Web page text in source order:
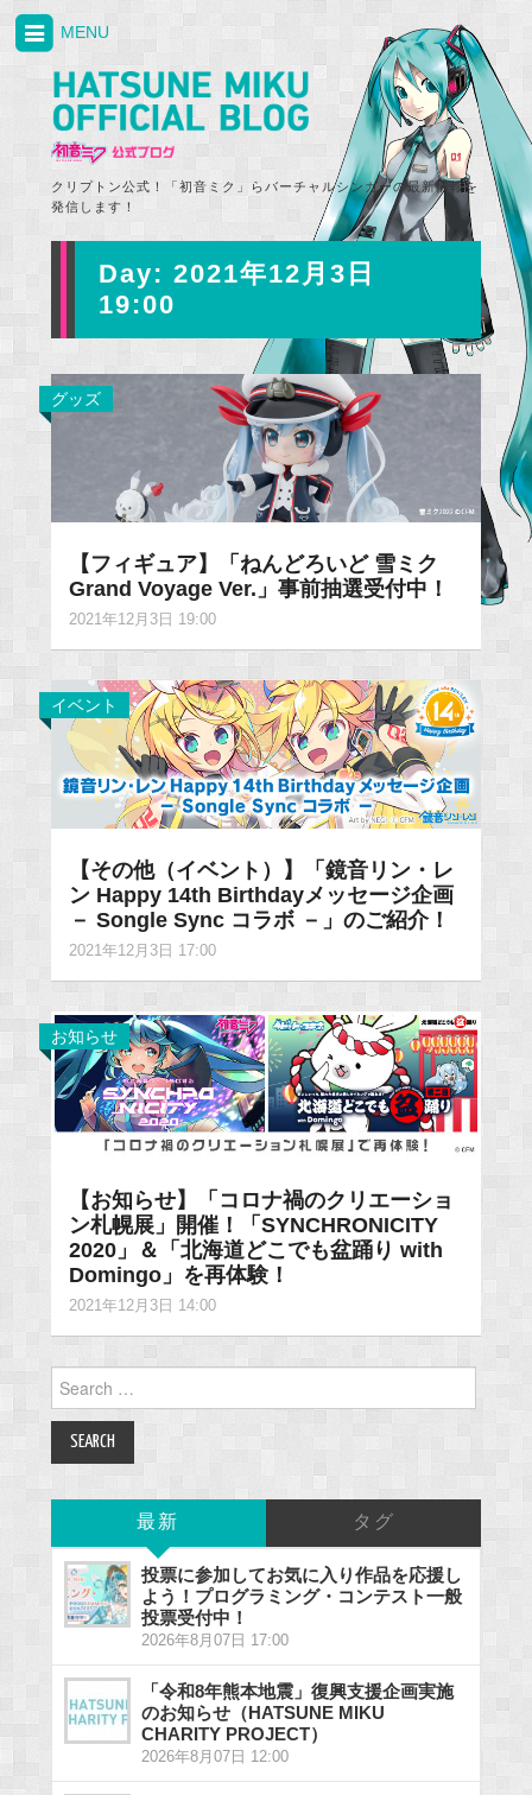
クリプトン公式！「初音ミク」らバーチャルシンガーの最新情報を
発信します！
MENU
Day: 2021年12月3日
19:00
グッズ
【フィギュア】「ねんどろいど 雪ミク
Grand Voyage Ver.」事前抽選受付中！
2021年12月3日 19:00
イベント
【その他（イベント）】「鏡音リン・レ
ン Happy 14th Birthdayメッセージ企画
－ Songle Sync コラボ －」のご紹介！
2021年12月3日 17:00
お知らせ
【お知らせ】「コロナ禍のクリエーショ
ン札幌展」開催！「SYNCHRONICITY
2020」＆「北海道どこでも盆踊り with
Domingo」を再体験！
2021年12月3日 14:00
Search
for:
最新 タグ
投票に参加してお気に入り作品を応援し
よう！プログラミング・コンテスト一般
投票受付中！
2026年8月07日 17:00
「令和8年熊本地震」復興支援企画実施
のお知らせ（HATSUNE MIKU
CHARITY PROJECT）
2026年8月07日 12:00